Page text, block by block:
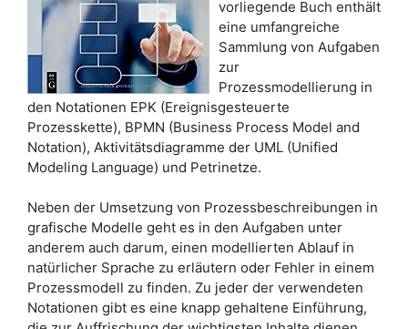
vorliegende Buch enthält
eine umfangreiche
Sammlung von Aufgaben
zur
Prozessmodellierung in
den Notationen EPK (Ereignisgesteuerte
Prozesskette), BPMN (Business Process Model and
Notation), Aktivitätsdiagramme der UML (Unified
Modeling Language) und Petrinetze.
Neben der Umsetzung von Prozessbeschreibungen in
grafische Modelle geht es in den Aufgaben unter
anderem auch darum, einen modellierten Ablauf in
natürlicher Sprache zu erläutern oder Fehler in einem
Prozessmodell zu finden. Zu jeder der verwendeten
Notationen gibt es eine knapp gehaltene Einführung,